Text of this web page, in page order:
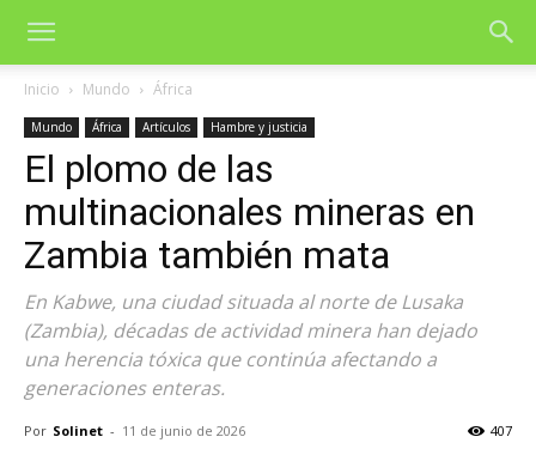
Inicio Mundo África
Mundo África Artículos Hambre y justicia
El plomo de las
multinacionales mineras en
Zambia también mata
En Kabwe, una ciudad situada al norte de Lusaka
(Zambia), décadas de actividad minera han dejado
una herencia tóxica que continúa afectando a
generaciones enteras.
Por Solinet - 11 de junio de 2026 407